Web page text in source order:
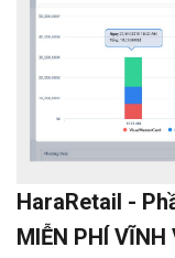
HaraRetail -
MIỄN PHÍ VĨNH